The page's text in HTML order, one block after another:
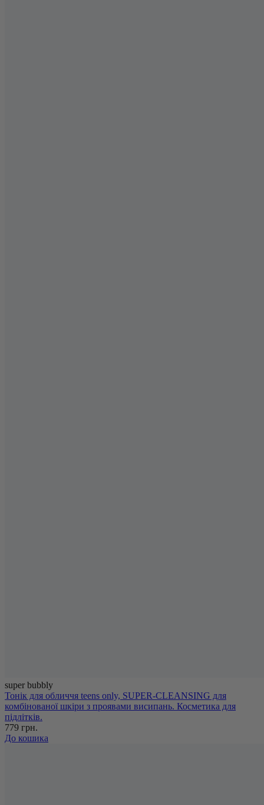
super bubbly
Тонік для обличчя teens only, SUPER-CLEANSING для
комбінованої шкіри з проявами висипань. Косметика для
підлітків.
779 грн.
До кошика